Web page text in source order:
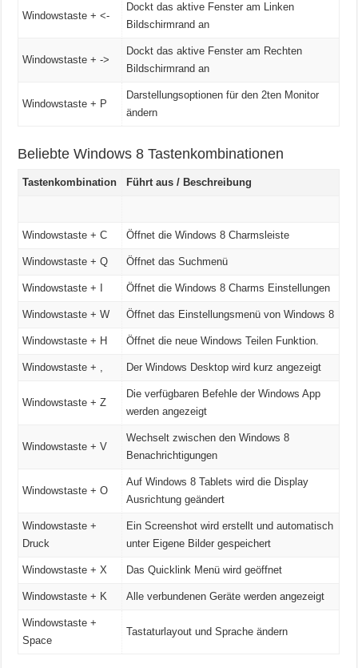
Windowstaste + <-
Dockt das aktive Fenster am Linken
Bildschirmrand an
Windowstaste + ->
Dockt das aktive Fenster am Rechten
Bildschirmrand an
Windowstaste + P
Darstellungsoptionen für den 2ten Monitor
ändern
Beliebte Windows 8 Tastenkombinationen
Tastenkombination Führt aus / Beschreibung
Windowstaste + C Öffnet die Windows 8 Charmsleiste
Windowstaste + Q Öffnet das Suchmenü
Windowstaste + I Öffnet die Windows 8 Charms Einstellungen
Windowstaste + W Öffnet das Einstellungsmenü von Windows 8
Windowstaste + H Öffnet die neue Windows Teilen Funktion.
Windowstaste + , Der Windows Desktop wird kurz angezeigt
Windowstaste + Z
Die verfügbaren Befehle der Windows App
werden angezeigt
Windowstaste + V
Wechselt zwischen den Windows 8
Benachrichtigungen
Windowstaste + O
Auf Windows 8 Tablets wird die Display
Ausrichtung geändert
Windowstaste +
Druck
Ein Screenshot wird erstellt und automatisch
unter Eigene Bilder gespeichert
Windowstaste + X Das Quicklink Menü wird geöffnet
Windowstaste + K Alle verbundenen Geräte werden angezeigt
Windowstaste +
Space
Tastaturlayout und Sprache ändern